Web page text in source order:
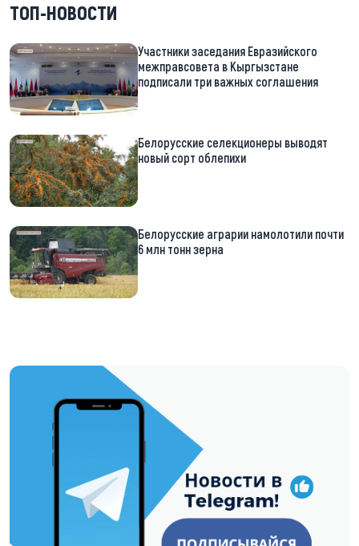
ТОП-НОВОСТИ
Участники заседания Евразийского
межправсовета в Кыргызстане
подписали три важных соглашения
Белорусские селекционеры выводят
новый сорт облепихи
Белорусские аграрии намолотили почти
6 млн тонн зерна
https://t.me/minskctvby